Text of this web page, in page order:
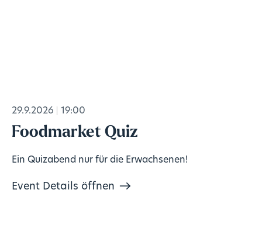
29.9.2026 19:00
Foodmarket Quiz
Ein Quizabend nur für die Erwachsenen!
Event Details öffnen